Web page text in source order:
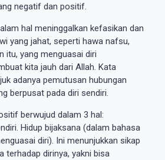
negatif dan positif.
hal meninggalkan kefasikan dan
yang jahat, seperti hawa nafsu,
itu, yang menguasai diri
kita jauh dari Allah. Kata
adanya pemutusan hubungan
berpusat pada diri sendiri.
berwujud dalam 3 hal:
Hidup bijaksana (dalam bahasa
diri). Ini menunjukkan sikap
terhadap dirinya, yakni bisa